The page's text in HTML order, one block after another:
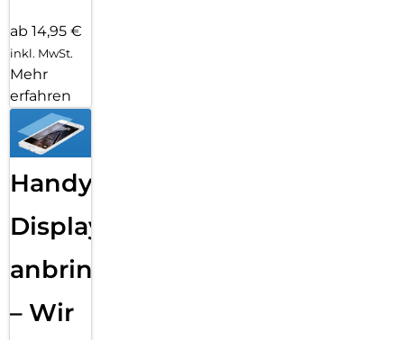
ab 14,95 €
inkl. MwSt.
Mehr
erfahren
Handy
Displayfolie
anbringen
– Wir